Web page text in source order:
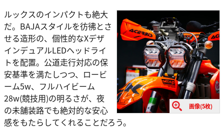
画像(5枚)
ルックスのインパクトも絶大
だ。BAJAスタイルを彷彿とさ
せる造形の、個性的なXデザ
インデュアルLEDヘッドライ
トを配置。公道走行対応の保
安基準を満たしつつ、ロービ
ーム5w、フルハイビーム
28w(競技用)の明るさが、夜
の未舗装路でも絶対的な安心
感をもたらしてくれることだろう。